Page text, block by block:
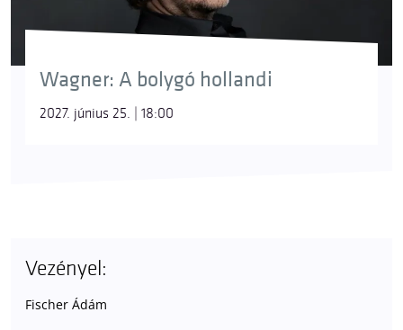
Wagner: A bolygó hollandi
2027. június 25. | 18:00
Vezényel:
Fischer Ádám